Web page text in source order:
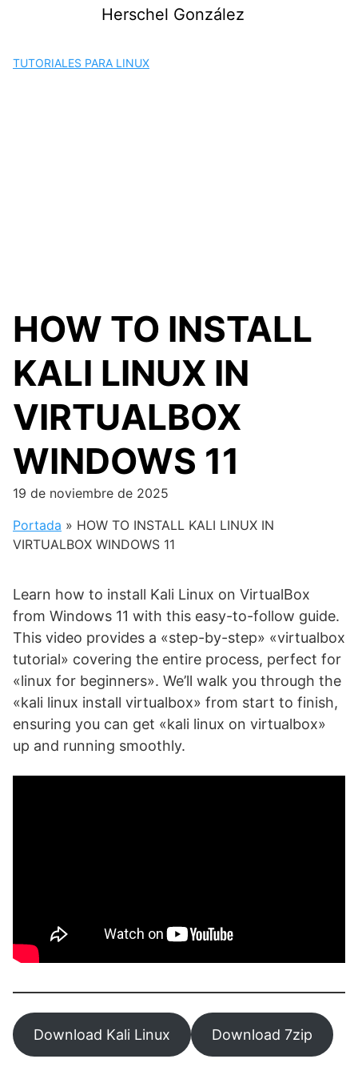
Herschel González
TUTORIALES PARA LINUX
HOW TO INSTALL
KALI LINUX IN
VIRTUALBOX
WINDOWS 11
19 de noviembre de 2025
Portada » HOW TO INSTALL KALI LINUX IN
VIRTUALBOX WINDOWS 11
Learn how to install Kali Linux on VirtualBox
from Windows 11 with this easy-to-follow guide.
This video provides a «step-by-step» «virtualbox
tutorial» covering the entire process, perfect for
«linux for beginners». We’ll walk you through the
«kali linux install virtualbox» from start to finish,
ensuring you can get «kali linux on virtualbox»
up and running smoothly.
Download Kali Linux Download 7zip